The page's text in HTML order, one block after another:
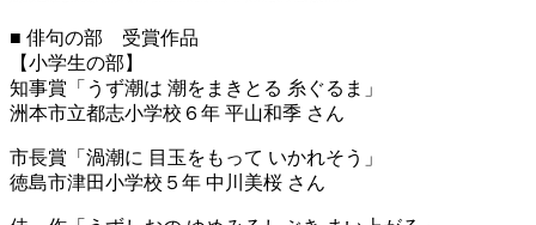
■ 俳句の部 受賞作品
【小学生の部】
知事賞「うず潮は 潮をまきとる 糸ぐるま」
洲本市立都志小学校６年 平山和季 さん
市長賞「渦潮に 目玉をもって いかれそう」
徳島市津田小学校５年 中川美桜 さん